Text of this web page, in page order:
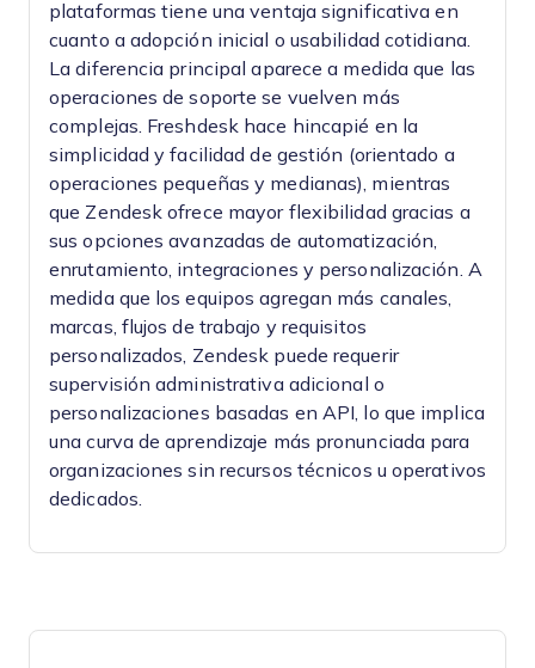
plataformas tiene una ventaja significativa en
cuanto a adopción inicial o usabilidad cotidiana.
La diferencia principal aparece a medida que las
operaciones de soporte se vuelven más
complejas. Freshdesk hace hincapié en la
simplicidad y facilidad de gestión (orientado a
operaciones pequeñas y medianas), mientras
que Zendesk ofrece mayor flexibilidad gracias a
sus opciones avanzadas de automatización,
enrutamiento, integraciones y personalización. A
medida que los equipos agregan más canales,
marcas, flujos de trabajo y requisitos
personalizados, Zendesk puede requerir
supervisión administrativa adicional o
personalizaciones basadas en API, lo que implica
una curva de aprendizaje más pronunciada para
organizaciones sin recursos técnicos u operativos
dedicados.